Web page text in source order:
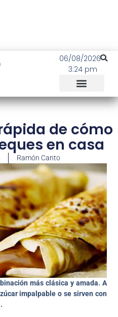
06/08/2026
3:24 pm
de cómo
en casa
Ramón Canto
más clásica y amada. A
impalpable o se sirven con